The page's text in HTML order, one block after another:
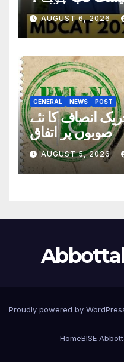
تاریخ سامنے آگئی
AUGUST 6, 2026
GENERAL NEWS POST
انصاف کا نئے
صوبوں پر اتفاق
AUGUST 5, 2026
Proudly powered by
HomeBISE